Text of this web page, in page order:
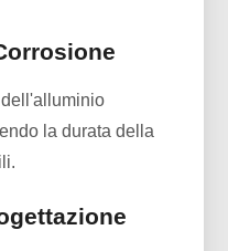
la durata della